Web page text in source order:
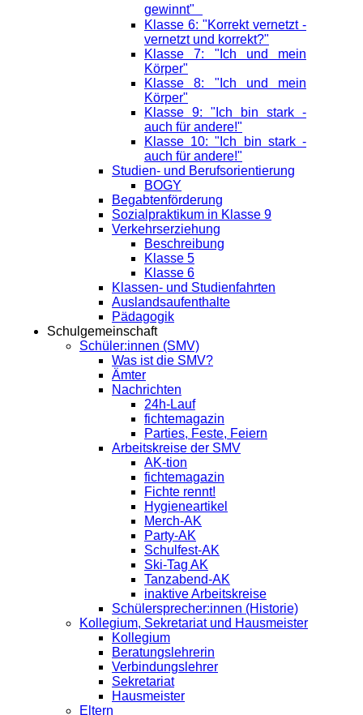
gewinnt"
Klasse 6: "Korrekt vernetzt -
vernetzt und korrekt?"
Klasse 7: "Ich und mein
Körper"
Klasse 8: "Ich und mein
Körper"
Klasse 9: "Ich bin stark -
auch für andere!"
Klasse 10: "Ich bin stark -
auch für andere!"
Studien- und Berufsorientierung
BOGY
Begabtenförderung
Sozialpraktikum in Klasse 9
Verkehrserziehung
Beschreibung
Klasse 5
Klasse 6
Klassen- und Studienfahrten
Auslandsaufenthalte
Pädagogik
Schulgemeinschaft
Schüler:innen (SMV)
Was ist die SMV?
Ämter
Nachrichten
24h-Lauf
fichtemagazin
Parties, Feste, Feiern
Arbeitskreise der SMV
AK-tion
fichtemagazin
Fichte rennt!
Hygieneartikel
Merch-AK
Party-AK
Schulfest-AK
Ski-Tag AK
Tanzabend-AK
inaktive Arbeitskreise
Schülersprecher:innen (Historie)
Kollegium, Sekretariat und Hausmeister
Kollegium
Beratungslehrerin
Verbindungslehrer
Sekretariat
Hausmeister
Eltern